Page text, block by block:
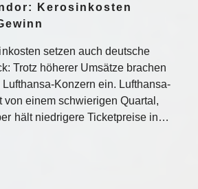
Kerosinkosten
setzen auch deutsche
Trotz höherer Umsätze brachen
Konzern ein. Lufthansa-
von einem schwierigen Quartal,
hält niedrigere Ticketpreise in…